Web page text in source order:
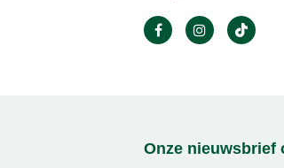
Onze nieuwsbrief